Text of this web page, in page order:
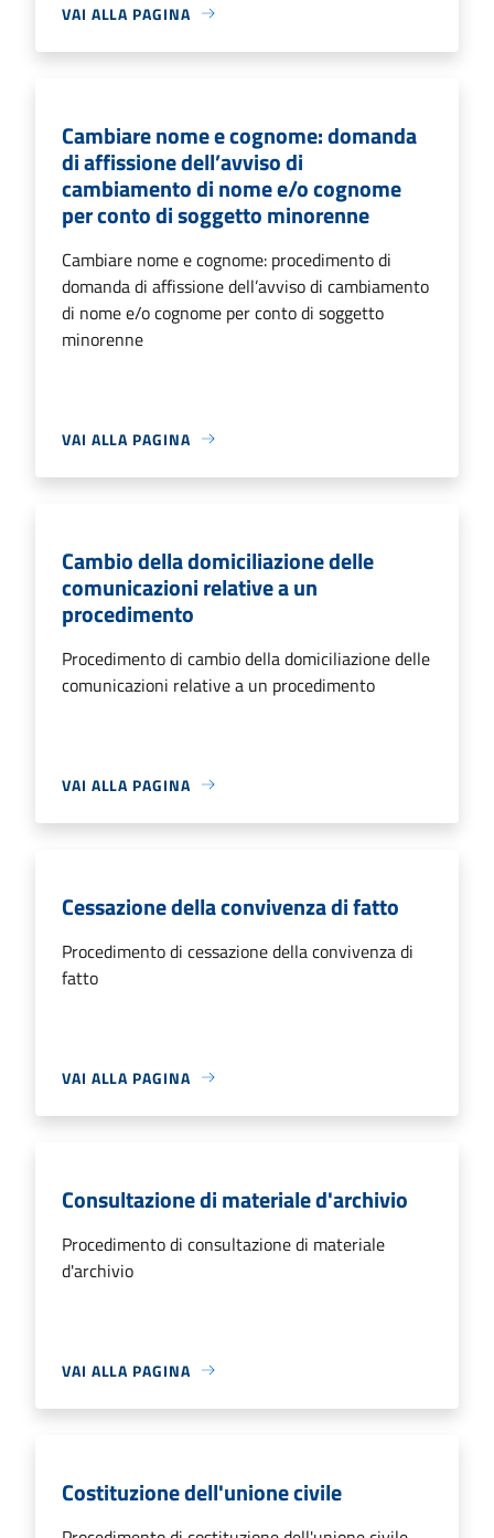
VAI ALLA PAGINA
Cambiare nome e cognome: domanda
di affissione dell’avviso di
cambiamento di nome e/o cognome
per conto di soggetto minorenne
Cambiare nome e cognome: procedimento di
domanda di affissione dell’avviso di cambiamento
di nome e/o cognome per conto di soggetto
minorenne
VAI ALLA PAGINA
Cambio della domiciliazione delle
comunicazioni relative a un
procedimento
Procedimento di cambio della domiciliazione delle
comunicazioni relative a un procedimento
VAI ALLA PAGINA
Cessazione della convivenza di fatto
Procedimento di cessazione della convivenza di
fatto
VAI ALLA PAGINA
Consultazione di materiale d'archivio
Procedimento di consultazione di materiale
d'archivio
VAI ALLA PAGINA
Costituzione dell'unione civile